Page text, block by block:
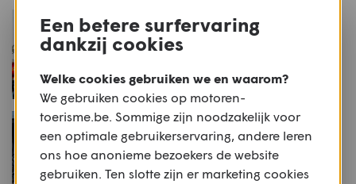
Royal Enfield One Ride
NIEUWS
Hebbedingetje: Royal
Enfield brengt
schaalmodellen terug
Een betere surfervaring
dankzij cookies
Welke cookies gebruiken we en waarom?
We gebruiken cookies op motoren-
toerisme.be. Sommige zijn noodzakelijk voor
een optimale gebruikerservaring, andere leren
ons hoe anonieme bezoekers de website
gebruiken. Ten slotte zijn er marketing cookies